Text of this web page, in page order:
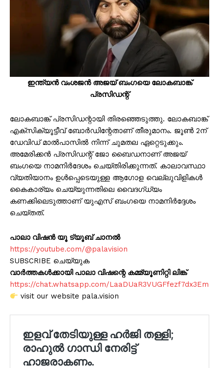
ഇന്ത്യൻ വംശജൻ അജയ് ബംഗയെ ലോകബാങ്ക്
പ്രസിഡന്റ്
ലോകബാങ്ക് പ്രസിഡന്റായി തിരഞ്ഞെടുത്തു. ലോകബാങ്ക്
എക്സിക്യൂട്ടീവ് ബോർഡിന്റേതാണ് തീരുമാനം. ജൂൺ 2ന്
ഡേവിഡ് മാൽപാസിൽ നിന്ന് ചുമതല ഏറ്റെടുക്കും.
അമേരിക്കൻ പ്രസിഡന്റ് ജോ ബൈഡനാണ് അജയ്
ബംഗയെ നാമനിർദേശം ചെയ്തിരിക്കുന്നത്. കാലാവസ്ഥാ
വ്യതിയാനം ഉൾപ്പെടെയുള്ള ആഗോള വെല്ലുവിളികൾ
കൈകാര്യം ചെയ്യുന്നതിലെ വൈദഗ്ധ്യം
കണക്കിലെടുത്താണ് യുഎസ് ബംഗയെ നാമനിർദ്ദേശം
ചെയ്തത്.
പാലാ വിഷൻ യൂ ട്യൂബ് ചാനൽ
https://youtube.com/@palavision
SUBSCRIBE ചെയ്യുക
വാർത്തകൾക്കായി പാലാ വിഷന്റെ കമ്മ്യൂണിറ്റി ലിങ്ക്
https://chat.whatsapp.com/LaaDUaR3VUGFfezf7dx3Em
visit our website pala.vision